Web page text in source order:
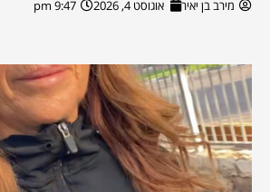
מירב בן יאיר אוגוסט 4, 2026 9:47 pm